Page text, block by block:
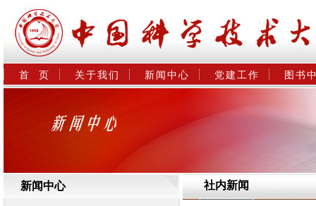
首  页 关于我们 新闻中心 党建工作 图书
新闻中心 社内新闻